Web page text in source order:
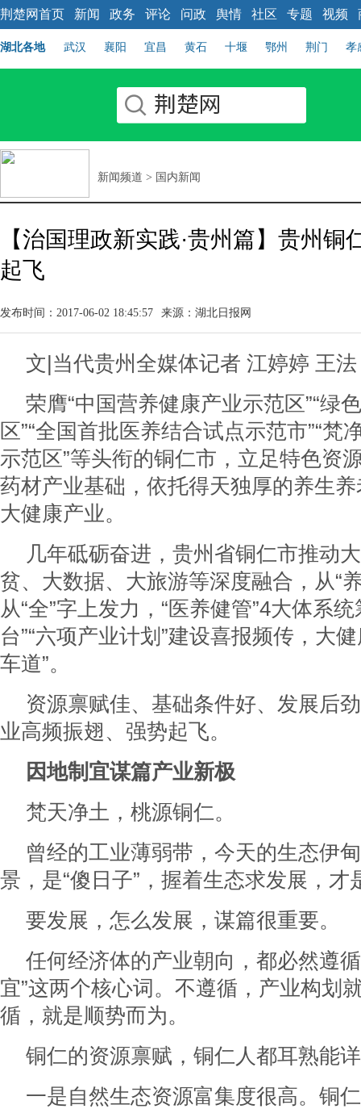
荆楚网首页 新闻 政务 评论 问政 舆情 社区 专题 视频
湖北各地 武汉 襄阳 宜昌 黄石 十堰 鄂州 荆门 孝
新闻频道 > 国内新闻
【治国理政新实践·贵州篇】贵州铜
起飞
发布时间：2017-06-02 18:45:57 来源：湖北日报网
文|当代贵州全媒体记者 江婷婷 王法
荣膺“中国营养健康产业示范区”“绿
区”“全国首批医养结合试点示范市”“梵
示范区”等头衔的铜仁市，立足特色资
药材产业基础，依托得天独厚的养生
大健康产业。
几年砥砺奋进，贵州省铜仁市推动
贫、大数据、大旅游等深度融合，从“
从“全”字上发力，“医养健管”4大体系
台”“六项产业计划”建设喜报频传，大
车道”。
资源禀赋佳、基础条件好、发展后
业高频振翅、强势起飞。
因地制宜谋篇产业新极
梵天净土，桃源铜仁。
曾经的工业薄弱带，今天的生态伊
景，是“傻日子”，握着生态求发展，才
要发展，怎么发展，谋篇很重要。
任何经济体的产业朝向，都必然遵循
宜”这两个核心词。不遵循，产业构划
循，就是顺势而为。
铜仁的资源禀赋，铜仁人都耳熟能
一是自然生态资源富集度很高。铜